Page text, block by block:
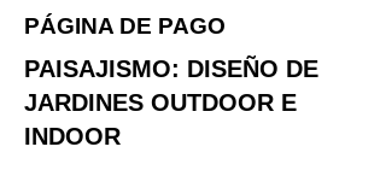
PÁGINA DE PAGO
PAISAJISMO: DISEÑO DE
JARDINES OUTDOOR E
INDOOR